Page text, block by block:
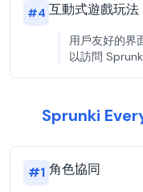
#4 互動式遊戲玩法
用戶友好的界
以訪問
Sprunki
#1 角色協同